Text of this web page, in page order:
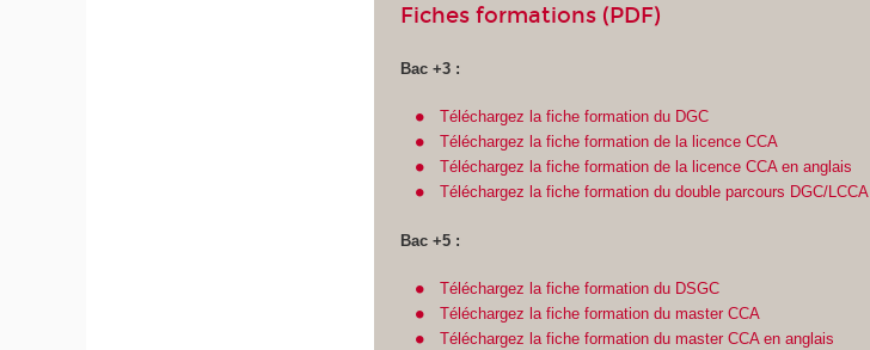
Fiches formations (PDF)
Bac +3 :
Téléchargez la fiche formation du DGC
Téléchargez la fiche formation de la licence CCA
Téléchargez la fiche formation de la licence CCA en anglais
Téléchargez la fiche formation du double parcours DGC/LCCA
Bac +5 :
Téléchargez la fiche formation du DSGC
Téléchargez la fiche formation du master CCA
Téléchargez la fiche formation du master CCA en anglais